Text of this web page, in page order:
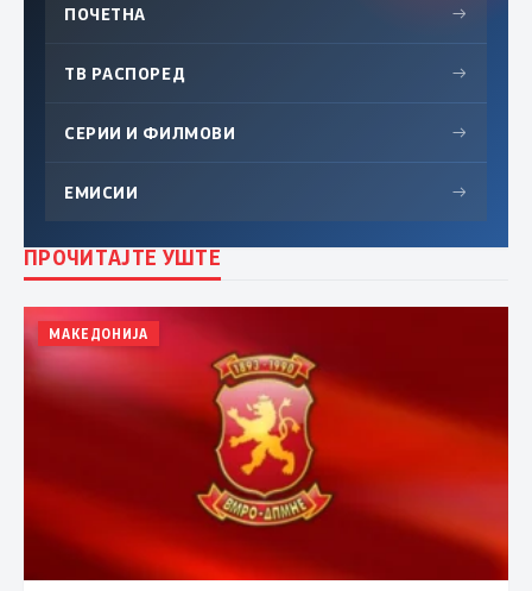
ПОЧЕТНА →
ТВ РАСПОРЕД →
СЕРИИ И ФИЛМОВИ →
ЕМИСИИ →
ПРОЧИТАЈТЕ УШТЕ
МАКЕДОНИЈА